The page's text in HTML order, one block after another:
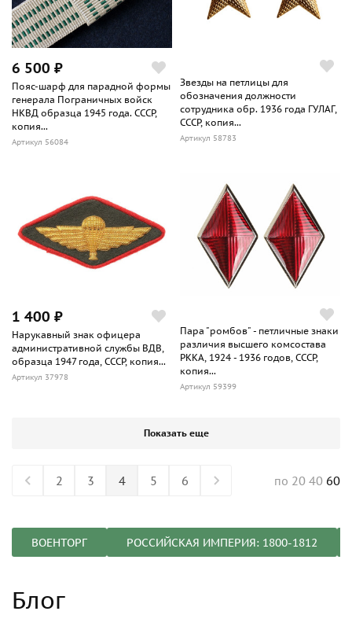
6 500 ₽
Пояс-шарф для парадной формы
генерала Пограничных войск
НКВД образца 1945 года. СССР,
копия...
Артикул 56084
Звезды на петлицы для
обозначения должности
сотрудника обр. 1936 года ГУЛАГ,
СССР, копия...
Артикул 58783
1 400 ₽
Нарукавный знак офицера
административной службы ВДВ,
образца 1947 года, СССР, копия...
Артикул 37978
Пара "ромбов" - петличные знаки
различия высшего комсостава
РККА, 1924 - 1936 годов, СССР,
копия...
Артикул 59399
Показать еще
2 3 4 5 6 по 20 40 60
ВОЕНТОРГ РОССИЙСКАЯ ИМПЕРИЯ: 1800-1812
Блог